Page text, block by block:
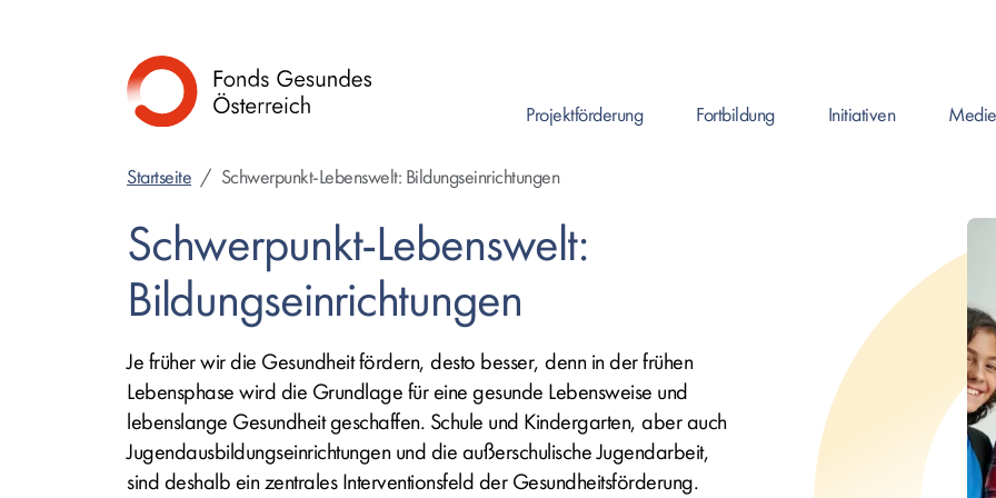
Projektförderung
Fortbildung
Initiativen
Startseite
Schwerpunkt-Lebenswelt: Bildungseinrichtungen
Schwerpunkt-Lebenswelt:
Bildungseinrichtungen
Je früher wir die Gesundheit fördern, desto besser, denn in der frühen
Lebensphase wird die Grundlage für eine gesunde Lebensweise und
lebenslange Gesundheit geschaffen. Schule und Kindergarten, aber auch
Jugendausbildungseinrichtungen und die außerschulische Jugendarbeit,
sind deshalb ein zentrales Interventionsfeld der Gesundheitsförderung.